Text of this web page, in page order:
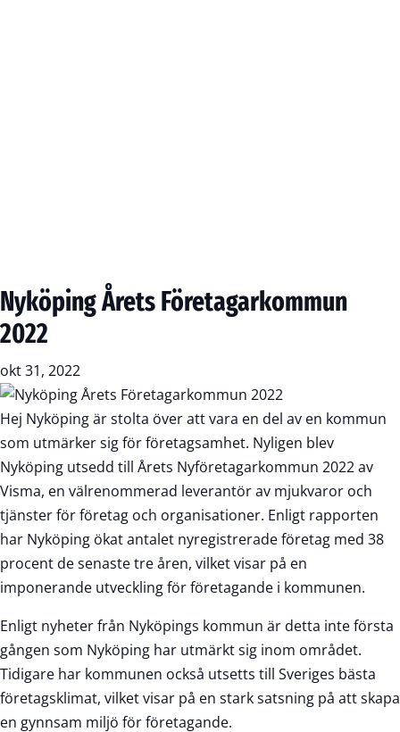
Nyköping Årets Företagarkommun
2022
okt 31, 2022
Hej Nyköping är stolta över att vara en del av en kommun
som utmärker sig för företagsamhet. Nyligen blev
Nyköping utsedd till Årets Nyföretagarkommun 2022 av
Visma, en välrenommerad leverantör av mjukvaror och
tjänster för företag och organisationer. Enligt rapporten
har Nyköping ökat antalet nyregistrerade företag med 38
procent de senaste tre åren, vilket visar på en
imponerande utveckling för företagande i kommunen.
Enligt nyheter från Nyköpings kommun är detta inte första
gången som Nyköping har utmärkt sig inom området.
Tidigare har kommunen också utsetts till Sveriges bästa
företagsklimat, vilket visar på en stark satsning på att skapa
en gynnsam miljö för företagande.